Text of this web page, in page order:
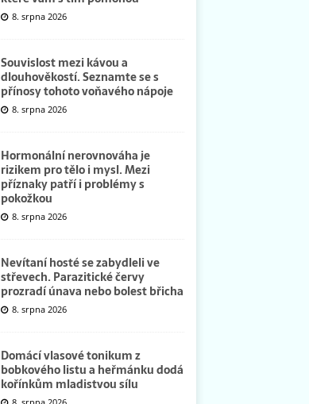
8. srpna 2026
Souvislost mezi kávou a
dlouhověkostí. Seznamte se s
přínosy tohoto voňavého nápoje
8. srpna 2026
Hormonální nerovnováha je
rizikem pro tělo i mysl. Mezi
příznaky patří i problémy s
pokožkou
8. srpna 2026
Nevítaní hosté se zabydleli ve
střevech. Parazitické červy
prozradí únava nebo bolest břicha
8. srpna 2026
Domácí vlasové tonikum z
bobkového listu a heřmánku dodá
kořínkům mladistvou sílu